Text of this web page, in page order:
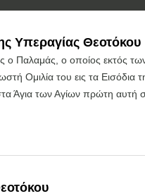
Υπεραγίας Θεοτόκου
ο Παλαμάς, ο οποίος εκτός των
Ομιλία του εις τα Εισόδια
Άγια των Αγίων πρώτη αυτή